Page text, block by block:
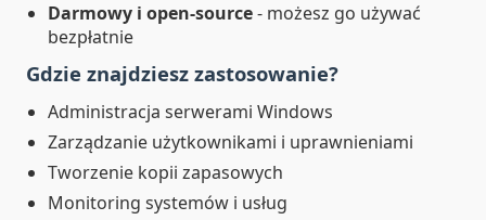
Darmowy i open-source- możesz go używać
bezpłatnie
Gdzie znajdziesz zastosowanie?
Administracja serwerami Windows
Zarządzanie użytkownikami i uprawnieniami
Tworzenie kopii zapasowych
Monitoring systemów i usług